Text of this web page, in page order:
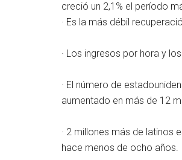
creció un 2,1% el período
· Es la más débil
· Los ingresos por hora y
· El número de
aumentado en más de 12
· 2 millones más de latinos
hace menos de ocho años.